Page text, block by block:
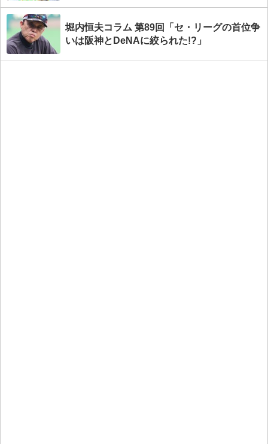
堀内恒夫コラム 第89回「セ・リーグの首位争
いは阪神とDeNAに絞られた!?」